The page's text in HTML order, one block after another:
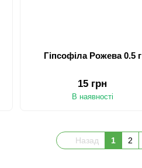
Гіпсофіла Рожева 0.5 г
15 грн
В наявності
Назад 1 2